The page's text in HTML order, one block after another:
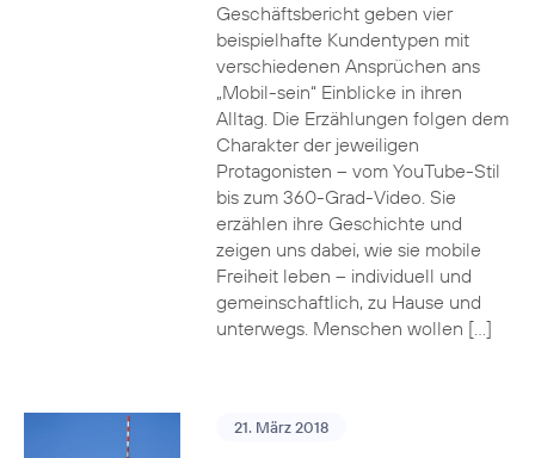
Geschäftsbericht geben vier
beispielhafte Kundentypen mit
verschiedenen Ansprüchen ans
„Mobil-sein“ Einblicke in ihren
Alltag. Die Erzählungen folgen dem
Charakter der jeweiligen
Protagonisten – vom YouTube-Stil
bis zum 360-Grad-Video. Sie
erzählen ihre Geschichte und
zeigen uns dabei, wie sie mobile
Freiheit leben – individuell und
gemeinschaftlich, zu Hause und
unterwegs. Menschen wollen […]
21. März 2018